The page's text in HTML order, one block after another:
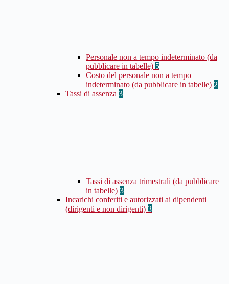
Personale non a tempo indeterminato (da
pubblicare in tabelle) 5
Costo del personale non a tempo
indeterminato (da pubblicare in tabelle) 2
Tassi di assenza 3
Tassi di assenza trimestrali (da pubblicare
in tabelle) 3
Incarichi conferiti e autorizzati ai dipendenti
(dirigenti e non dirigenti) 3